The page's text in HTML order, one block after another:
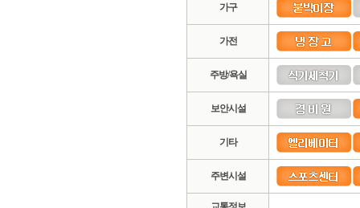
가구
가전
주방/욕실
보안시설
기타
주변시설